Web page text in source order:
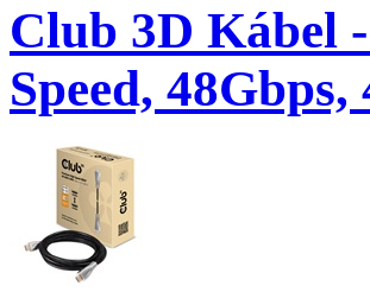
Club 3D Kábel
Speed,